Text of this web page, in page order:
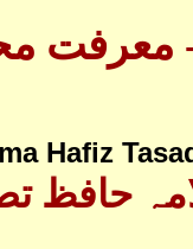
معرفت
Hafiz
حافظ